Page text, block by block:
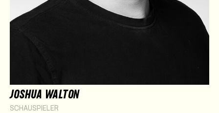
JOSHUA WALTON
SCHAUSPIELER